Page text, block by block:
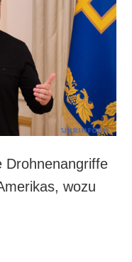
Drohnenangriffe
wozu